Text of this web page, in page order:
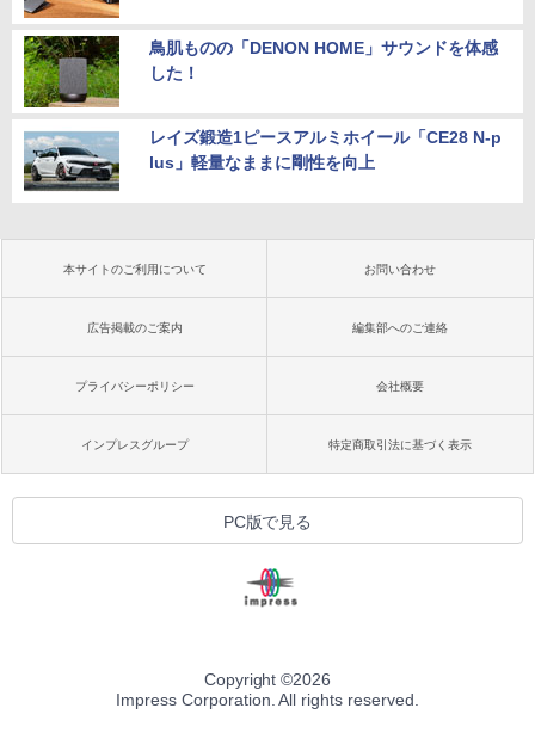
鳥肌ものの「DENON HOME」サウンドを体感
した！
レイズ鍛造1ピースアルミホイール「CE28 N-p
lus」軽量なままに剛性を向上
本サイトのご利用について お問い合わせ
広告掲載のご案内 編集部へのご連絡
プライバシーポリシー 会社概要
インプレスグループ 特定商取引法に基づく表示
PC版で見る
Copyright ©2026
Impress Corporation. All rights reserved.